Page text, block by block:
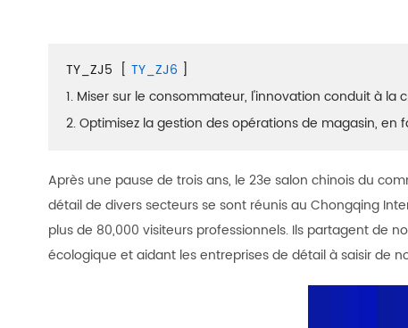
TY_ZJ5 [ TY_ZJ6 ]
1. Miser sur le consommateur, l'innovation conduit à la
2. Optimisez la gestion des opérations de magasin,
Après une pause de trois ans, le 23e salon chinois du
détail de divers secteurs se sont réunis au Chongqing
plus de 80,000 visiteurs professionnels. Ils partagent de
écologique et aidant les entreprises de détail à saisir de